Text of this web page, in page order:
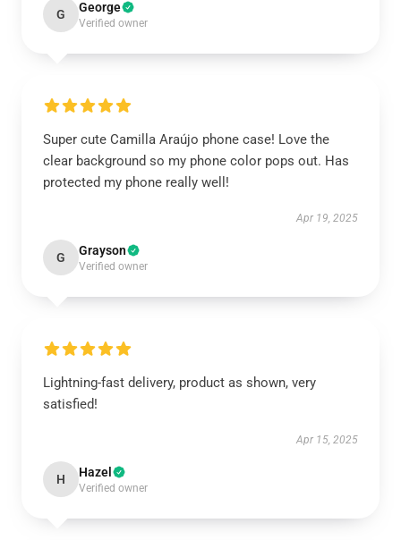
G George
Verified owner
Super cute Camilla Araújo phone case! Love the
clear background so my phone color pops out. Has
protected my phone really well!
Apr 19, 2025
G Grayson
Verified owner
Lightning-fast delivery, product as shown, very
satisfied!
Apr 15, 2025
H Hazel
Verified owner